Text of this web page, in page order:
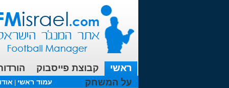
ראשי קבוצת פייסבוק
על המשחק
עמוד ראשי